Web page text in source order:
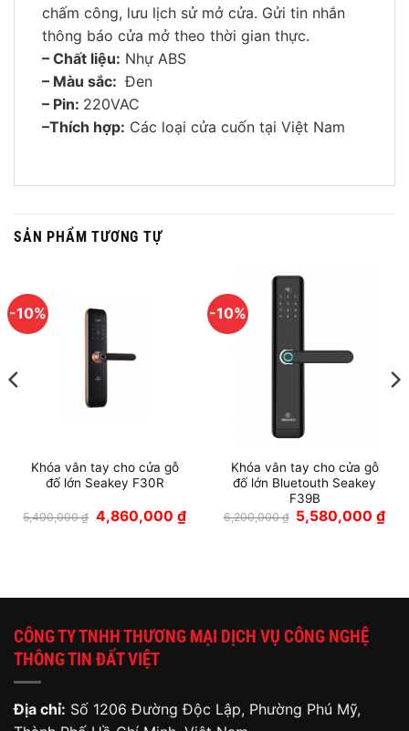
chấm công, lưu lịch sử mở cửa. Gửi tin nhắn
thông báo cửa mở theo thời gian thực.
– Chất liệu: Nhự ABS
– Màu sắc: Đen
– Pin: 220VAC
–Thích hợp: Các loại cửa cuốn tại Việt Nam
SẢN PHẨM TƯƠNG TỰ
-10%
Khóa vân tay cho cửa gỗ
đố lớn Seakey F30R
5,400,000₫ Giá
gốc
4,860,000 ₫Giá
hiện
-10%
Khóa vân tay cho cửa gỗ
đố lớn Bluetouth Seakey
F39B
6,200,000₫ Giá
gốc
5,580,000₫Giá
CÔNG TY TNHH THƯƠNG MẠI DỊCH VỤ CÔNG NGHỆ
THÔNG TIN ĐẤT VIỆT
Địa chỉ: Số 1206 Đường Độc Lập, Phường Phú Mỹ,